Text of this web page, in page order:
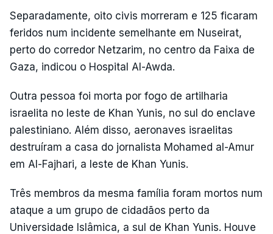
Separadamente, oito civis morreram e 125 ficaram
feridos num incidente semelhante em Nuseirat,
perto do corredor Netzarim, no centro da Faixa de
Gaza, indicou o Hospital Al-Awda.
Outra pessoa foi morta por fogo de artilharia
israelita no leste de Khan Yunis, no sul do enclave
palestiniano. Além disso, aeronaves israelitas
destruíram a casa do jornalista Mohamed al-Amur
em Al-Fajhari, a leste de Khan Yunis.
Três membros da mesma família foram mortos num
ataque a um grupo de cidadãos perto da
Universidade Islâmica, a sul de Khan Yunis. Houve